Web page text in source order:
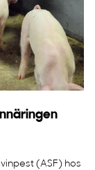
(ASF) hos